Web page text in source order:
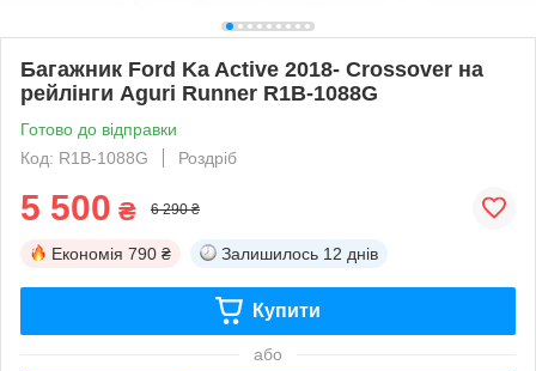
Багажник Ford Ka Active 2018- Crossover на
рейлінги Aguri Runner R1B-1088G
Готово до відправки
Код: R1B-1088G
Роздріб
5 500 ₴ 6 290 ₴
Економія 790 ₴ Залишилось 12 днів
Купити
або